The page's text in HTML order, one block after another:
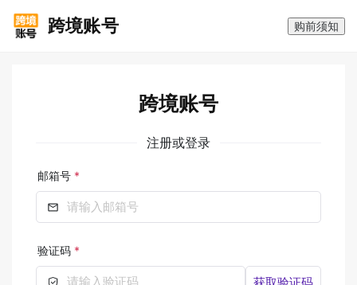
跨境账号 购前须知
跨境账号
注册或登录
邮箱号 *
请输入邮箱号
验证码 *
请输入验证码 获取验证码